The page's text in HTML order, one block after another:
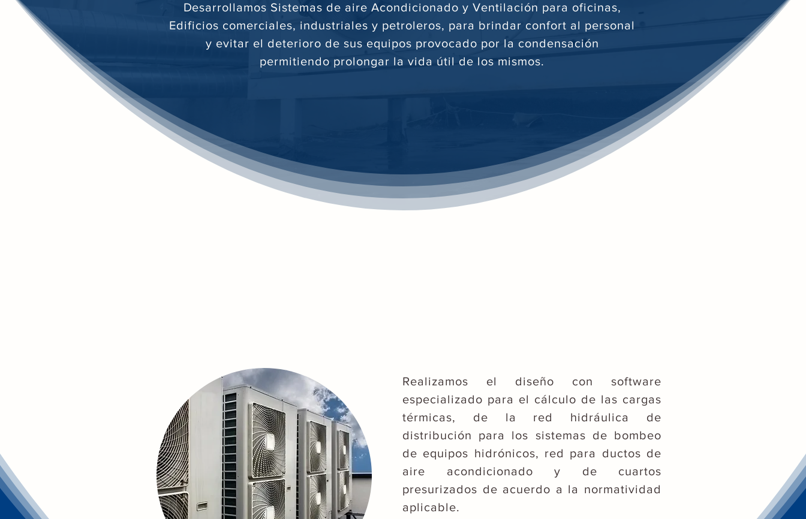
Desarrollamos Sistemas de aire Acondicionado y Ventilación para oficinas,
Edificios comerciales, industriales y petroleros, para brindar confort al personal
y evitar el deterioro de sus equipos provocado por la condensación
permitiendo prolongar la vida útil de los mismos.
Realizamos el diseño con software
especializado para el cálculo de las cargas
térmicas, de la red hidráulica de
distribución para los sistemas de bombeo
de equipos hidrónicos, red para ductos de
aire acondicionado y de cuartos
presurizados de acuerdo a la normatividad
aplicable.